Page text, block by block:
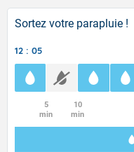
Sortez votre parapluie !
12 : 05
5
min
10
min